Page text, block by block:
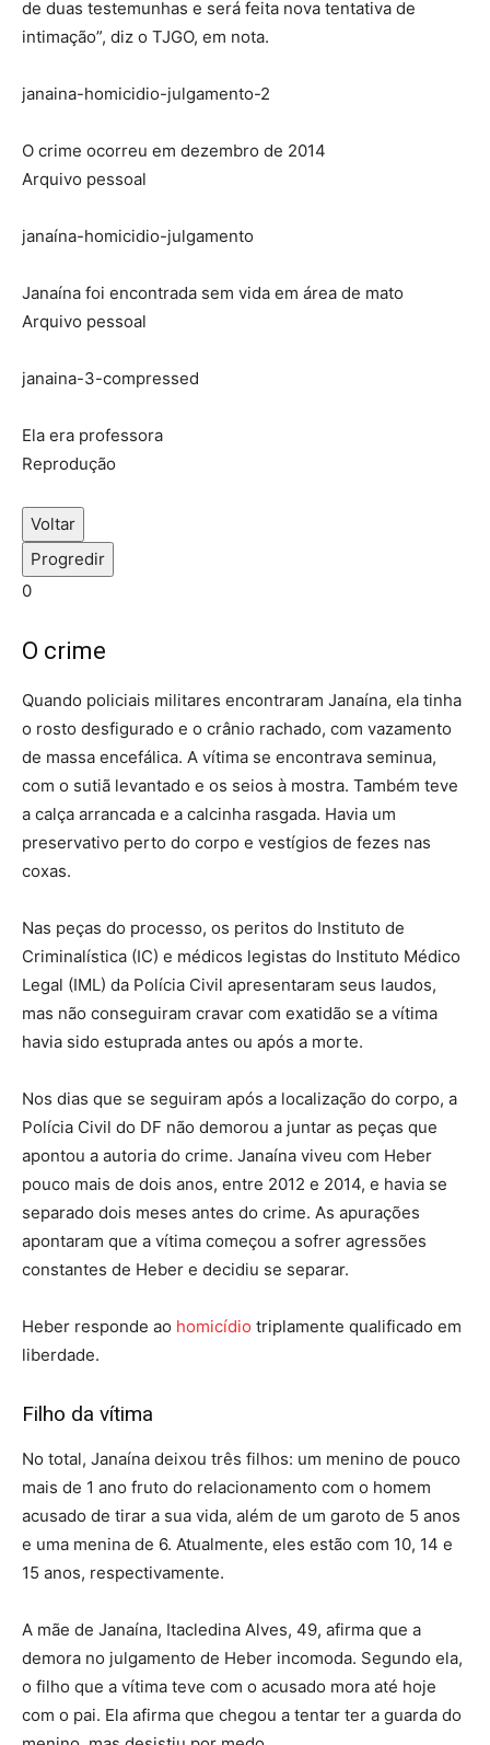
de duas testemunhas e será feita nova tentativa de
intimação”, diz o TJGO, em nota.
janaina-homicidio-julgamento-2
O crime ocorreu em dezembro de 2014
Arquivo pessoal
janaína-homicidio-julgamento
Janaína foi encontrada sem vida em área de mato
Arquivo pessoal
janaina-3-compressed
Ela era professora
Reprodução
Voltar
Progredir
0
O crime
Quando policiais militares encontraram Janaína, ela tinha
o rosto desfigurado e o crânio rachado, com vazamento
de massa encefálica. A vítima se encontrava seminua,
com o sutiã levantado e os seios à mostra. Também teve
a calça arrancada e a calcinha rasgada. Havia um
preservativo perto do corpo e vestígios de fezes nas
coxas.
Nas peças do processo, os peritos do Instituto de
Criminalística (IC) e médicos legistas do Instituto Médico
Legal (IML) da Polícia Civil apresentaram seus laudos,
mas não conseguiram cravar com exatidão se a vítima
havia sido estuprada antes ou após a morte.
Nos dias que se seguiram após a localização do corpo, a
Polícia Civil do DF não demorou a juntar as peças que
apontou a autoria do crime. Janaína viveu com Heber
pouco mais de dois anos, entre 2012 e 2014, e havia se
separado dois meses antes do crime. As apurações
apontaram que a vítima começou a sofrer agressões
constantes de Heber e decidiu se separar.
Heber responde ao homicídio triplamente qualificado em
liberdade.
Filho da vítima
No total, Janaína deixou três filhos: um menino de pouco
mais de 1 ano fruto do relacionamento com o homem
acusado de tirar a sua vida, além de um garoto de 5 anos
e uma menina de 6. Atualmente, eles estão com 10, 14 e
15 anos, respectivamente.
A mãe de Janaína, Itacledina Alves, 49, afirma que a
demora no julgamento de Heber incomoda. Segundo ela,
o filho que a vítima teve com o acusado mora até hoje
com o pai. Ela afirma que chegou a tentar ter a guarda do